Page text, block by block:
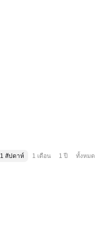
1 สัปดาห์ 1 เดือน 1 ปี ทั้งหมด